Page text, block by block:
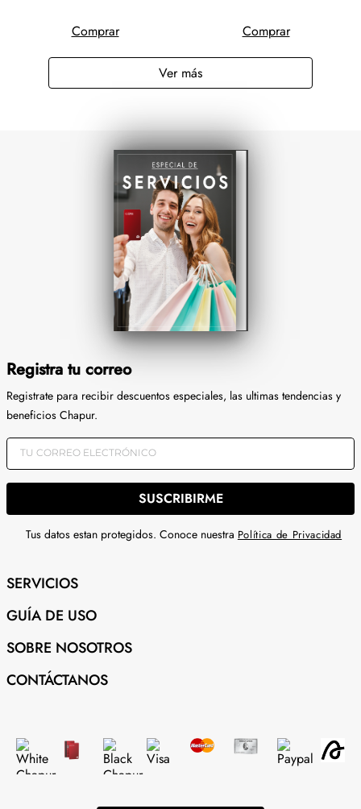
Comprar Comprar
Registra tu correo
Registrate para recibir descuentos especiales, las ultimas tendencias y
beneficios Chapur.
SUSCRIBIRME
Tus datos estan protegidos. Conoce nuestra Política de Privacidad
SERVICIOS
GUÍA DE USO
SOBRE NOSOTROS
CONTÁCTANOS